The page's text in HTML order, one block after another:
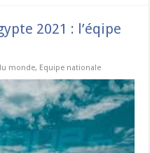
2021 : l’éqipe
monde, Equipe nationale